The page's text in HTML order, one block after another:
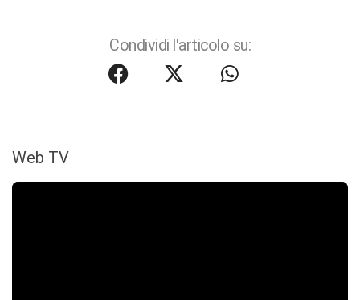
Condividi l'articolo su:
Web TV